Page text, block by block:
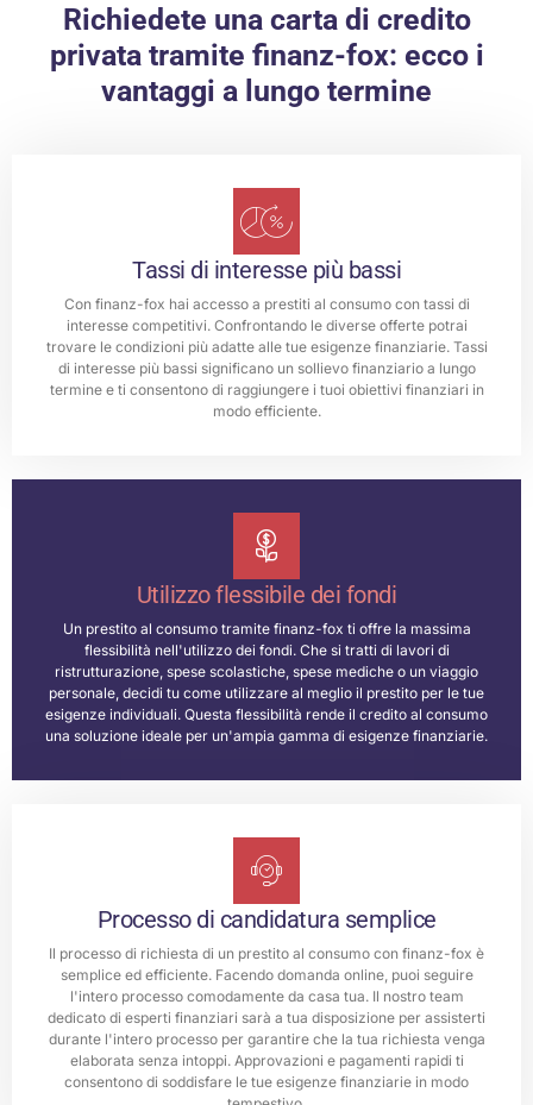
Richiedete una carta di credito
privata tramite finanz-fox: ecco i
vantaggi a lungo termine
Tassi di interesse più bassi
Con finanz-fox hai accesso a prestiti al consumo con tassi di
interesse competitivi. Confrontando le diverse offerte potrai
trovare le condizioni più adatte alle tue esigenze finanziarie. Tassi
di interesse più bassi significano un sollievo finanziario a lungo
termine e ti consentono di raggiungere i tuoi obiettivi finanziari in
modo efficiente.
Utilizzo flessibile dei fondi
Un prestito al consumo tramite finanz-fox ti offre la massima
flessibilità nell'utilizzo dei fondi. Che si tratti di lavori di
ristrutturazione, spese scolastiche, spese mediche o un viaggio
personale, decidi tu come utilizzare al meglio il prestito per le tue
esigenze individuali. Questa flessibilità rende il credito al consumo
una soluzione ideale per un'ampia gamma di esigenze finanziarie.
Processo di candidatura semplice
Il processo di richiesta di un prestito al consumo con finanz-fox è
semplice ed efficiente. Facendo domanda online, puoi seguire
l'intero processo comodamente da casa tua. Il nostro team
dedicato di esperti finanziari sarà a tua disposizione per assisterti
durante l'intero processo per garantire che la tua richiesta venga
elaborata senza intoppi. Approvazioni e pagamenti rapidi ti
consentono di soddisfare le tue esigenze finanziarie in modo